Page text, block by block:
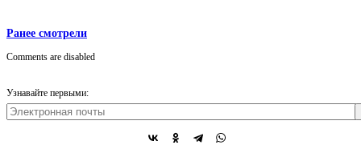
Ранее смотрели
Comments are disabled
Узнавайте первыми: